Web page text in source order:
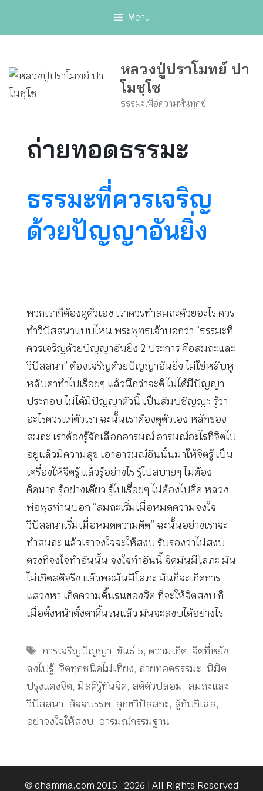
Menu
หลวงปู่ปราโมทย์ ปา
โมชฺโช
ธรรมะเพื่อความพ้นทุกข์
ถ่ายทอดธรรมะ
ธรรมะที่ควรเจริญ
ด้วยปัญญาอันยิ่ง
พวกเราก็ต้องดูตัวเอง เราควรทำสมถะด้วยอะไร ควร
ทำวิปัสสนาแบบไหน พระพุทธเจ้าบอกว่า “ธรรมะที่
ควรเจริญด้วยปัญญาอันยิ่ง 2 ประการ คือสมถะและ
วิปัสสนา” ต้องเจริญด้วยปัญญาอันยิ่ง ไม่ใช่หลับหู
หลับตาทำไปเรื่อยๆ แล้วนึกว่าจะดี ไม่ได้มีปัญญา
ประกอบ ไม่ได้มีปัญญาตัวนี้ เป็นสัมปชัญญะ รู้ว่า
อะไรควรแก่ตัวเรา ฉะนั้นเราต้องดูตัวเอง หลักของ
สมถะ เราต้องรู้จักเลือกอารมณ์ อารมณ์อะไรที่จิตไป
อยู่แล้วมีความสุข เอาอารมณ์อันนั้นมาให้จิตรู้ เป็น
เครื่องให้จิตรู้ แล้วรู้อย่างไร รู้ไปสบายๆ ไม่ต้อง
คิดมาก รู้อย่างเดียว รู้ไปเรื่อยๆ ไม่ต้องไปคิด หลวง
พ่อพุธท่านบอก “สมถะเริ่มเมื่อหมดความจงใจ
วิปัสสนาเริ่มเมื่อหมดความคิด” ฉะนั้นอย่างเราจะ
ทำสมถะ แล้วเราจงใจจะให้สงบ รับรองว่าไม่สงบ
ตรงที่จงใจทำอันนั้น จงใจทำอันนี้ จิตมันมีโลภะ มัน
ไม่เกิดสติจริง แล้วพอมันมีโลภะ มันก็จะเกิดการ
แสวงหา เกิดความดิ้นรนของจิต ที่จะให้จิตสงบ ก็
เมื่อตั้งหน้าตั้งตาดิ้นรนแล้ว มันจะสงบได้อย่างไร
Tags
การเจริญปัญญา, ขันธ์ 5,ความเกิด, จิตที่หยั่ง
ลงไปรู้, จิตทุกชนิดไม่เที่ยง, ถ่ายทอดธรรมะ, นิมิต,
ปรุงแต่งจิต, มีสติรู้ทันจิต, สติตัวปลอม, สมถะและ
วิปัสสนา, สัจจบรรพ, สุกขวิปัสสกะ, สู้กับกิเลส,
อย่าจงใจให้สงบ, อารมณ์กรรมฐาน
© dhamma.com 2015- 2026 | All Rights Reserved